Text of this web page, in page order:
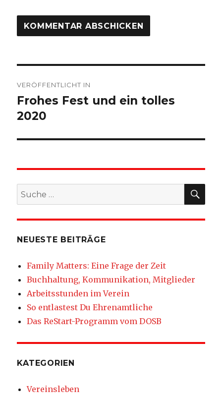
VERÖFFENTLICHT IN
Frohes Fest und ein tolles
2020
Suche
nach:
NEUESTE BEITRÄGE
Family Matters: Eine Frage der Zeit
Buchhaltung, Kommunikation, Mitglieder
Arbeitsstunden im Verein
So entlastest Du Ehrenamtliche
Das ReStart-Programm vom DOSB
KATEGORIEN
Vereinsleben